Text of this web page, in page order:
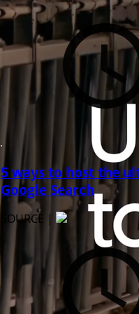
5 ways to host the
Google Search
SOURCE |